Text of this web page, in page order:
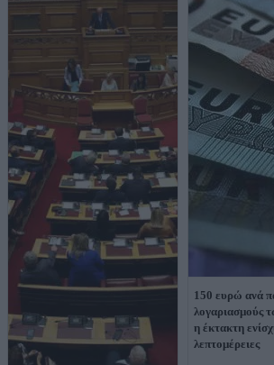
150 ευρώ ανά
λογαριασμούς
η έκτακτη
λεπτομέρειες